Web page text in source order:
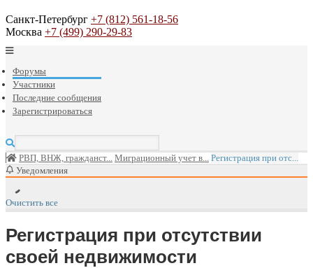
Санкт-Петербург +7 (812) 561-18-56
Москва +7 (499) 290-29-83
Форумы
Участники
Последние сообщения
Зарегистрироваться
РВП, ВНЖ, гражданст... Миграционный учет в... Регистрация при отс...
Уведомления
Очистить все
Регистрация при отсутствии
своей недвижимости